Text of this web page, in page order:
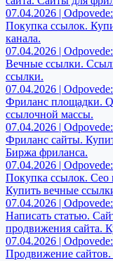
07.04.2026 |
Покупка ссылок.
канала.
07.04.2026 |
Вечные ссылки.
ссылки.
07.04.2026 |
Фриланс площадки.
ссылочной массы.
07.04.2026 |
Фриланс сайты.
Биржа фриланса.
07.04.2026 |
Покупка ссылок. Сео
Купить вечные
07.04.2026 |
Написать статью.
продвижения сайта.
07.04.2026 |
Продвижение